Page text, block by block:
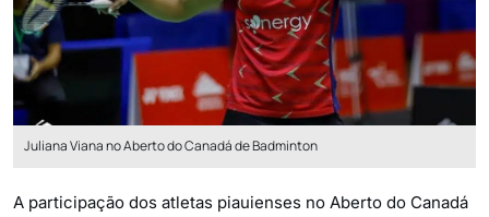
Juliana Viana no Aberto do Canadá de Badminton
A participação dos atletas piauienses no Aberto do Canadá